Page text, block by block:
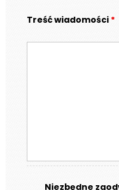
Treść wiadomości *
Niezbędne